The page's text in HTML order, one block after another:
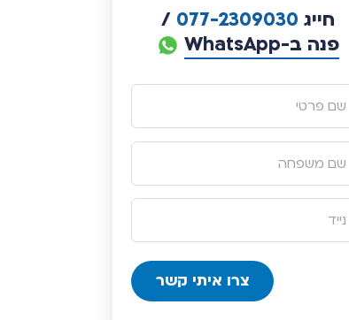
חייג 077-2309030
/
פנה ב-WhatsApp